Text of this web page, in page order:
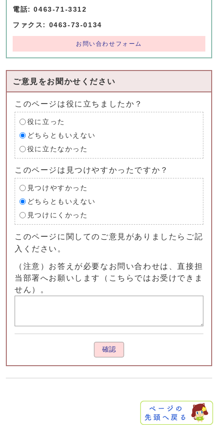
電話: 0463-71-3312
ファクス: 0463-73-0134
お問い合わせフォーム
ご意見をお聞かせください
このページは役に立ちましたか？
役に立った
どちらともいえない
役に立たなかった
このページは見つけやすかったですか？
見つけやすかった
どちらともいえない
見つけにくかった
このページに関してのご意見がありましたらご記
入ください。
（注意）お答えが必要なお問い合わせは、直接担
当部署へお願いします（こちらではお受けできま
せん）。
確認